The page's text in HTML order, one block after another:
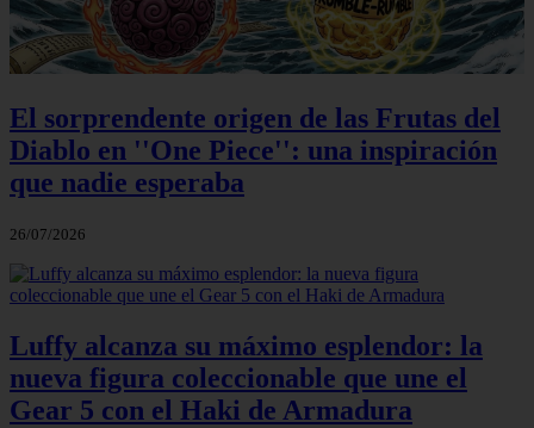
El sorprendente origen de las Frutas del
Diablo en ''One Piece'': una inspiración
que nadie esperaba
26/07/2026
Luffy alcanza su máximo esplendor: la
nueva figura coleccionable que une el
Gear 5 con el Haki de Armadura